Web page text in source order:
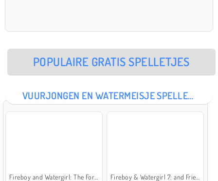
POPULAIRE GRATIS SPELLETJES
VUURJONGEN EN WATERMEISJE SPELLETJES